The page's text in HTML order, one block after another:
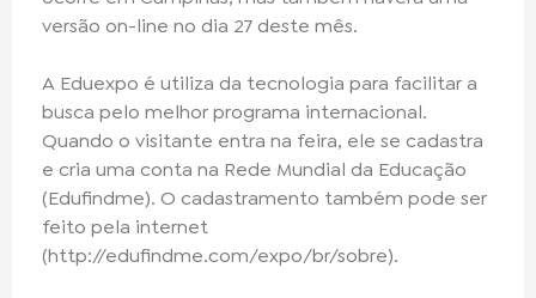
versão on-line no dia 27 deste mês.
A Eduexpo é utiliza da tecnologia para facilitar a
busca pelo melhor programa internacional.
Quando o visitante entra na feira, ele se cadastra
e cria uma conta na Rede Mundial da Educação
(Edufindme). O cadastramento também pode ser
feito pela internet
(http://edufindme.com/expo/br/sobre).